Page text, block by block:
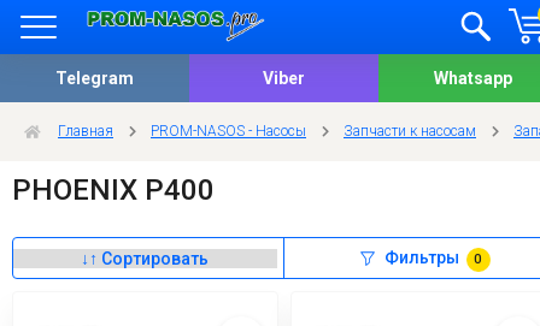
Telegram Viber Whatsapp
Главная PROM-NASOS - Насосы Запчасти к насосам
PHOENIX P400
Фильтры 0